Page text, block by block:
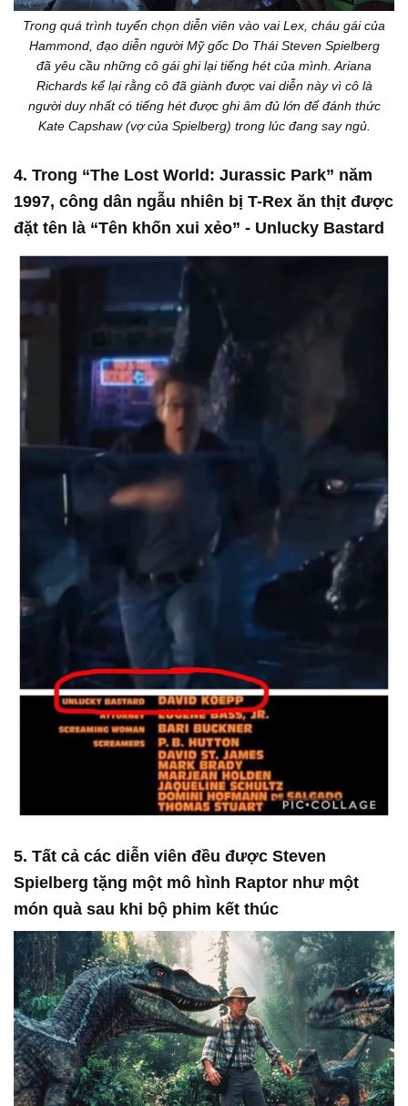
Trong quá trình tuyển chọn diễn viên vào vai Lex, cháu gái của
Hammond, đạo diễn người Mỹ gốc Do Thái Steven Spielberg
đã yêu cầu những cô gái ghi lại tiếng hét của mình. Ariana
Richards kể lại rằng cô đã giành được vai diễn này vì cô là
người duy nhất có tiếng hét được ghi âm đủ lớn để đánh thức
Kate Capshaw (vợ của Spielberg) trong lúc đang say ngủ.
4. Trong “The Lost World: Jurassic Park” năm
1997, công dân ngẫu nhiên bị T-Rex ăn thịt được
đặt tên là “Tên khốn xui xẻo” - Unlucky Bastard
5. Tất cả các diễn viên đều được Steven
Spielberg tặng một mô hình Raptor như một
món quà sau khi bộ phim kết thúc